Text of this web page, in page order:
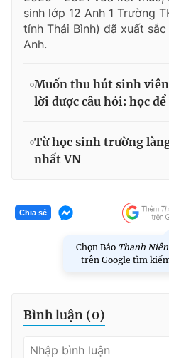
sinh lớp 12 Anh 1 Trường
tỉnh Thái Bình) đã xuất
Anh.
Muốn thu hút sinh
lời được câu hỏi: học
Từ học sinh trường
nhất VN
Chia sẻ
Chọn Báo Thanh Niên
trên Google tìm
Bình luận (0)